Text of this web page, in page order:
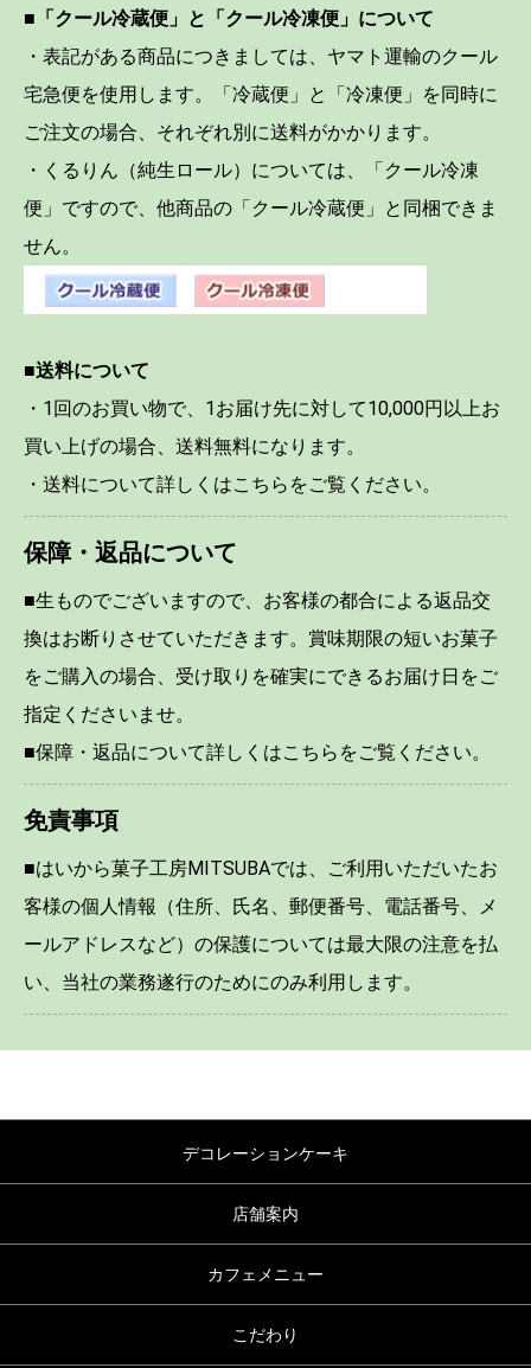
■「クール冷蔵便」と「クール冷凍便」について
・表記がある商品につきましては、ヤマト運輸のクール
宅急便を使用します。「冷蔵便」と「冷凍便」を同時に
ご注文の場合、それぞれ別に送料がかかります。
・くるりん（純生ロール）については、「クール冷凍
便」ですので、他商品の「クール冷蔵便」と同梱できま
せん。
■送料について
・1回のお買い物で、1お届け先に対して10,000円以上お
買い上げの場合、送料無料になります。
・送料について詳しくはこちらをご覧ください。
保障・返品について
■生ものでございますので、お客様の都合による返品交
換はお断りさせていただきます。賞味期限の短いお菓子
をご購入の場合、受け取りを確実にできるお届け日をご
指定くださいませ。
■保障・返品について詳しくはこちらをご覧ください。
免責事項
■はいから菓子工房MITSUBAでは、ご利用いただいたお
客様の個人情報（住所、氏名、郵便番号、電話番号、メ
ールアドレスなど）の保護については最大限の注意を払
い、当社の業務遂行のためにのみ利用します。
デコレーションケーキ
店舗案内
カフェメニュー
こだわり